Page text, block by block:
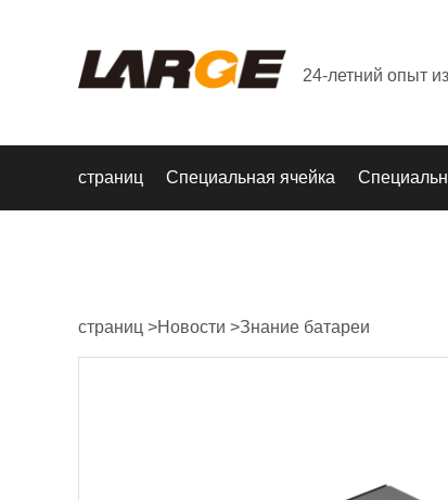
24-летний опыт
страниц Специальная ячейка
страниц >Новости >Знание батареи